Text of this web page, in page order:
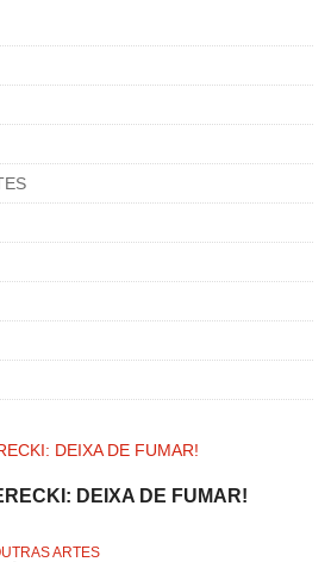
DEIXA DE FUMAR!
ARTES